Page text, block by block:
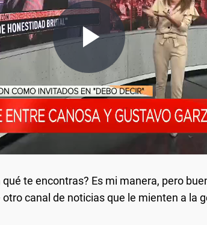
qué te encontras? Es mi manera, pero
canal de noticias que le mienten a la